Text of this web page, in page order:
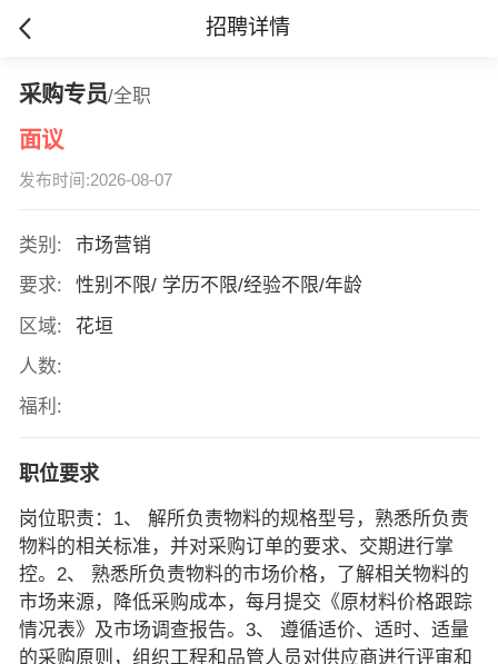
招聘详情
采购专员/全职
面议
发布时间:2026-08-07
类别:
市场营销
要求:
性别不限/ 学历不限/经验不限/年龄
区域:
花垣
人数:
福利:
职位要求
岗位职责：1、 解所负责物料的规格型号，熟悉所负责
物料的相关标准，并对采购订单的要求、交期进行掌
控。2、 熟悉所负责物料的市场价格，了解相关物料的
市场来源，降低采购成本，每月提交《原材料价格跟踪
情况表》及市场调查报告。3、 遵循适价、适时、适量
的采购原则，组织工程和品管人员对供应商进行评审和